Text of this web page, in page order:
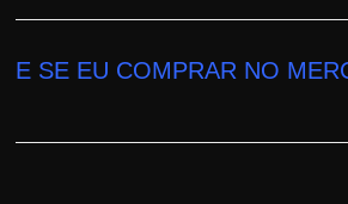
E SE EU COMPRAR NO